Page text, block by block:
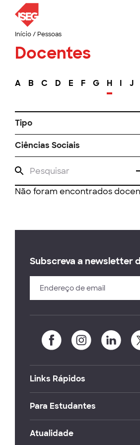
Início/ Pessoas
Docentes
A B C D E F G H I J
Tipo
Ciências Sociais
Não foram encontrados
Subscreva a newsletter
Links Rápidos
Para Estudantes
Atualidade